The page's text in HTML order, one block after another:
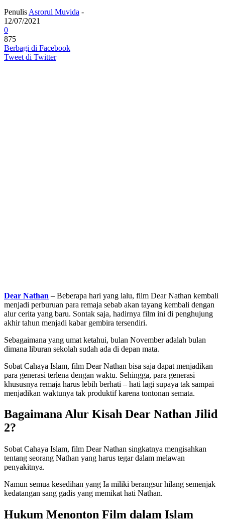
Penulis Asrorul Muvida -
12/07/2021
0
875
Berbagi di Facebook
Tweet di Twitter
Dear Nathan – Beberapa hari yang lalu, film Dear Nathan kembali
menjadi perburuan para remaja sebab akan tayang kembali dengan
alur cerita yang baru. Sontak saja, hadirnya film ini di penghujung
akhir tahun menjadi kabar gembira tersendiri.
Sebagaimana yang umat ketahui, bulan November adalah bulan
dimana liburan sekolah sudah ada di depan mata.
Sobat Cahaya Islam, film Dear Nathan bisa saja dapat menjadikan
para generasi terlena dengan waktu. Sehingga, para generasi
khususnya remaja harus lebih berhati – hati lagi supaya tak sampai
menjadikan waktunya tak produktif karena tontonan semata.
Bagaimana Alur Kisah Dear Nathan Jilid
2?
Sobat Cahaya Islam, film Dear Nathan singkatnya mengisahkan
tentang seorang Nathan yang harus tegar dalam melawan
penyakitnya.
Namun semua kesedihan yang Ia miliki berangsur hilang semenjak
kedatangan sang gadis yang memikat hati Nathan.
Hukum Menonton Film dalam Islam